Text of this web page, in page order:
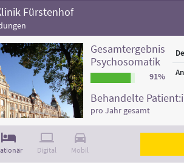
Fürstenhof
Digital Mobil
Gesamtergebnis
Psychosomatik
91%
Behandelte
pro Jahr gesamt